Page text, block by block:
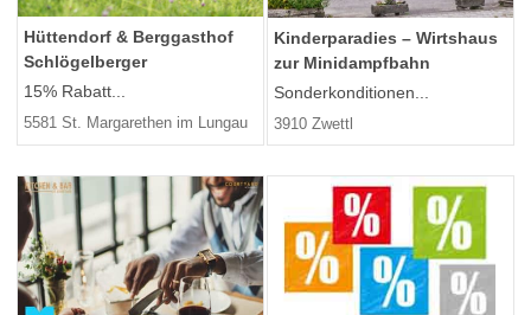
Hüttendorf & Berggasthof
Schlögelberger
15% Rabatt...
5581 St. Margarethen im Lungau
Kinderparadies – Wirtshaus
zur Minidampfbahn
Sonderkonditionen...
3910 Zwettl